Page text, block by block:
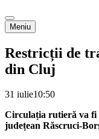
Meniu
Restricții de
din Cluj
31 iulie10:50
Circulația rutieră va fi
județean Răscruci-